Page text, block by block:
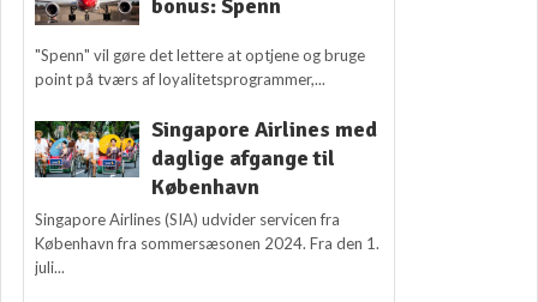
bonus: Spenn
"Spenn" vil gøre det lettere at optjene og bruge
point på tværs af loyalitetsprogrammer,...
Singapore Airlines med
daglige afgange til
København
Singapore Airlines (SIA) udvider servicen fra
København fra sommersæsonen 2024. Fra den 1.
juli...